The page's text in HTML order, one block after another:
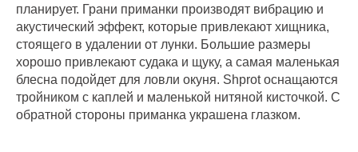
планирует. Грани приманки производят вибрацию и
акустический эффект, которые привлекают хищника,
стоящего в удалении от лунки. Большие размеры
хорошо привлекают судака и щуку, а самая маленькая
блесна подойдет для ловли окуня. Shprot оснащаются
тройником с каплей и маленькой нитяной кисточкой. С
обратной стороны приманка украшена глазком.